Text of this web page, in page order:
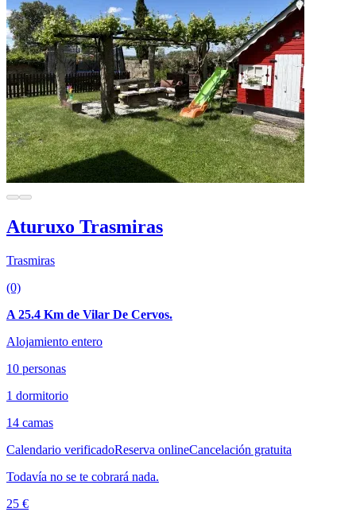
Aturuxo Trasmiras
Trasmiras
(0)
A 25.4 Km de Vilar De Cervos.
Alojamiento entero
10 personas
1 dormitorio
14 camas
Calendario verificadoReserva onlineCancelación gratuita
Todavía no se te cobrará nada.
25 €